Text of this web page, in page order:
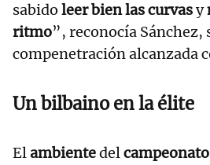
sabido leer bien las curvasy
ritmo”, reconocía Sánchez,
compenetración alcanzada
Un bilbaino en la élite
Elambientedelcampeonato